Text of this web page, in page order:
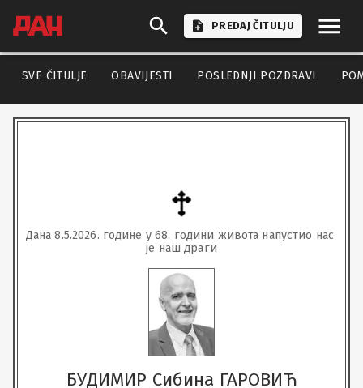
PREDAJ ČITULJU
SVE ČITULJE OBAVIJESTI POSLEDNJI POZDRAVI
Дана 8.5.2026. године у 68. години живота напустио нас
је наш драги
БУДИМИР Сибина ГАРОВИЋ